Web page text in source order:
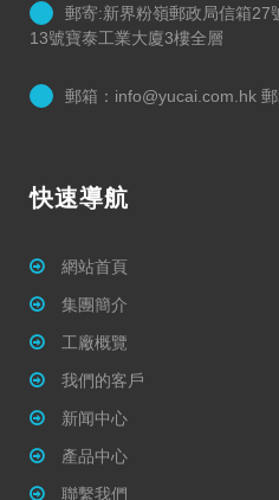
郵寄:新界粉嶺郵政局信箱27
13號寶泰工業大廈3樓全層
郵箱：info@yucai.com.hk
快速導航
網站首頁
集團簡介
工廠概覽
我們的客戶
新闻中心
產品中心
聯繫我們